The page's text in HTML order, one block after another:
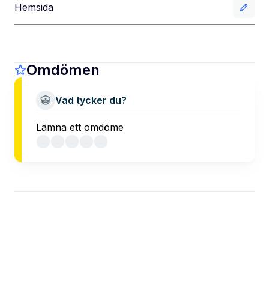
Hemsida
Omdömen
Vad tycker du?
Lämna ett omdöme